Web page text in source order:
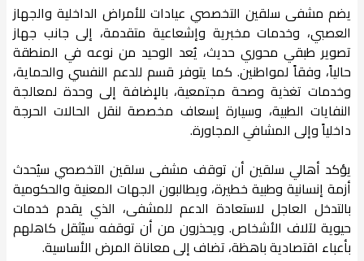
يضم مشفى سلقين التخصصي عيادات للأمراض الداخلية والجهاز
العصبي، وخدمات مخبرية وإشعاعية متقدمة، إلى جانب جهاز
تصوير طبقي محوري حديث، يُعد الوحيد من نوعه في المنطقة
حالياً، وفقاً لمواطنين. كما يتوفر قسم للدعم النفسي والحماية،
وخدمات تغذية وصحة مجتمعية، بالإضافة إلى وحدة لمعالجة
النفايات الطبية، وسيارة إسعاف مخصصة لنقل الحالات الحرجة
داخلياً وإلى المشافي المجاورة.
يؤكد أهالي سلقين أن توقف مشفى سلقين التخصصي سيُحدث
أزمة إنسانية وطبية خطيرة، ويطالبون الجهات المعنية والحكومية
بالتدخل العاجل لاستعادة الدعم للمشفى، الذي يقدم خدمات
حيوية لآلاف الأشخاص. ويحذرون من أن توقفه سيُثقل كاهلهم
بأعباء اقتصادية باهظة، تضاف إلى معاناة المرض الأساسية.